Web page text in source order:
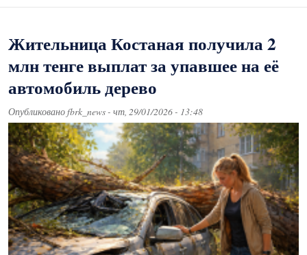
Жительница Костаная получила 2
млн тенге выплат за упавшее на её
автомобиль дерево
Опубликованоfbrk_news- чт, 29/01/2026 - 13:48